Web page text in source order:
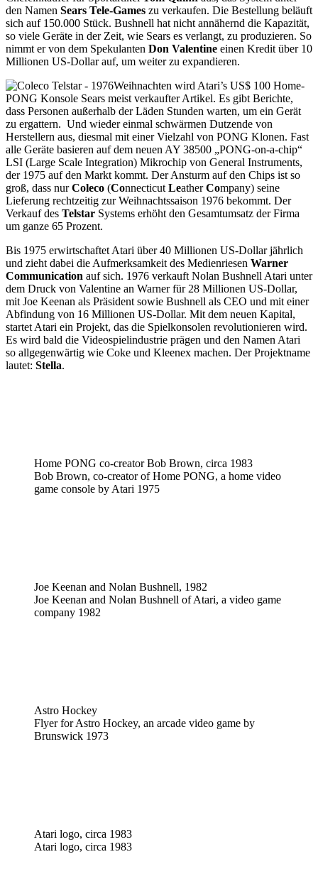
den Namen Sears Tele-Games zu verkaufen. Die Bestellung beläuft
sich auf 150.000 Stück. Bushnell hat nicht annähernd die Kapazität,
so viele Geräte in der Zeit, wie Sears es verlangt, zu produzieren. So
nimmt er von dem Spekulanten Don Valentine einen Kredit über 10
Millionen US-Dollar auf, um weiter zu expandieren.
Weihnachten wird Atari’s US$ 100 Home-
PONG Konsole Sears meist verkaufter Artikel. Es gibt Berichte,
dass Personen außerhalb der Läden Stunden warten, um ein Gerät
zu ergattern. Und wieder einmal schwärmen Dutzende von
Herstellern aus, diesmal mit einer Vielzahl von PONG Klonen. Fast
alle Geräte basieren auf dem neuen AY 38500 „PONG-on-a-chip“
LSI (Large Scale Integration) Mikrochip von General Instruments,
der 1975 auf den Markt kommt. Der Ansturm auf den Chips ist so
groß, dass nurColeco (ConnecticutLeatherCompany) seine
Lieferung rechtzeitig zur Weihnachtssaison 1976 bekommt. Der
Verkauf des Telstar Systems erhöht den Gesamtumsatz der Firma
um ganze 65 Prozent.
Bis 1975 erwirtschaftet Atari über 40 Millionen US-Dollar jährlich
und zieht dabei die Aufmerksamkeit des Medienriesen Warner
Communication auf sich. 1976 verkauft Nolan Bushnell Atari unter
dem Druck von Valentine an Warner für 28 Millionen US-Dollar,
mit Joe Keenan als Präsident sowie Bushnell als CEO und mit einer
Abfindung von 16 Millionen US-Dollar. Mit dem neuen Kapital,
startet Atari ein Projekt, das die Spielkonsolen revolutionieren wird.
Es wird bald die Videospielindustrie prägen und den Namen Atari
so allgegenwärtig wie Coke und Kleenex machen. Der Projektname
lautet: Stella.
Home PONG co-creator Bob Brown, circa 1983
Bob Brown, co-creator of Home PONG, a home video
game console by Atari 1975
Joe Keenan and Nolan Bushnell, 1982
Joe Keenan and Nolan Bushnell of Atari, a video game
company 1982
Astro Hockey
Flyer for Astro Hockey, an arcade video game by
Brunswick 1973
Atari logo, circa 1983
Atari logo, circa 1983